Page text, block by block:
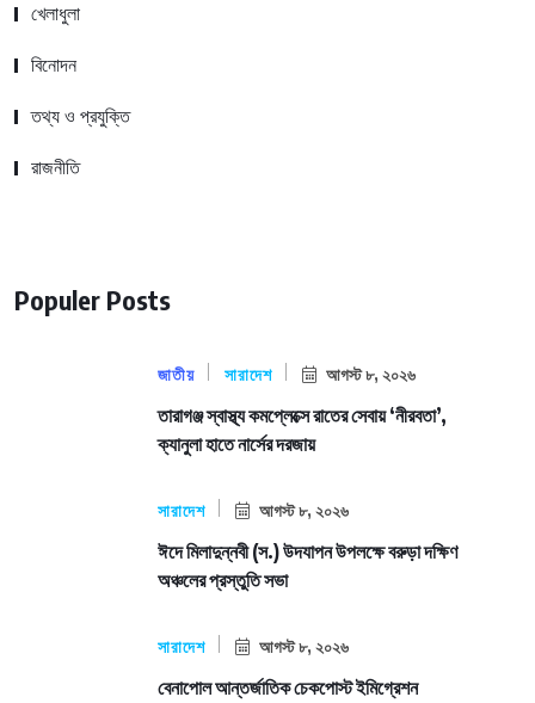
খেলাধুলা
বিনোদন
তথ্য ও প্রযুক্তি
রাজনীতি
Populer Posts
জাতীয় সারাদেশ আগস্ট ৮, ২০২৬
তারাগঞ্জ স্বাস্থ্য কমপ্লেক্সে রাতের সেবায় ‘নীরবতা’,
ক্যানুলা হাতে নার্সের দরজায়
সারাদেশ আগস্ট ৮, ২০২৬
ঈদে মিলাদুন্নবী (স.) উদযাপন উপলক্ষে বরুড়া দক্ষিণ
অঞ্চলের প্রস্তুতি সভা
সারাদেশ আগস্ট ৮, ২০২৬
বেনাপোল আন্তর্জাতিক চেকপোস্ট ইমিগ্রেশন